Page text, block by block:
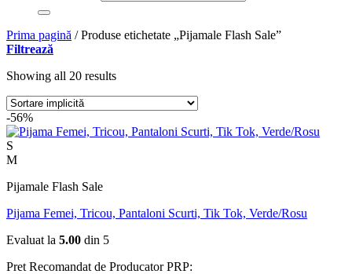
Prima pagină /Produse etichetate „Pijamale Flash Sale”
Filtrează
Showing all 20 results
-56%
S
M
Pijamale Flash Sale
Pijama Femei, Tricou, Pantaloni Scurti, Tik Tok, Verde/Rosu
Evaluat la 5.00 din 5
Pret Recomandat de ProducatorPRP: